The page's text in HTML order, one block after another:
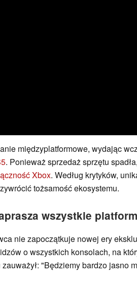
międzyplatformowe, wydając
. Ponieważ sprzedaż sprzętu
Xbox. Według krytyków,
tożsamość ekosystemu.
wszystkie
nie zapoczątkuje nowej ery
o wszystkich konsolach, na
"Będziemy bardzo jasno